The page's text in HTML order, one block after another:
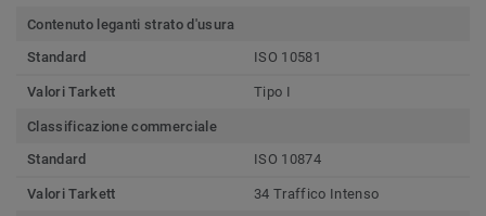
Contenuto leganti strato d'usura
Standard
ISO 10581
Valori Tarkett Tipo I
Classificazione commerciale
Standard
ISO 10874
Valori Tarkett 34 Traffico Intenso